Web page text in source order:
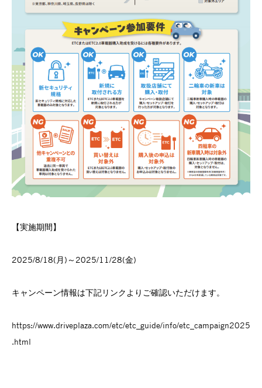
【実施期間】
2025/8/18(月)～2025/11/28(金)
キャンペーン情報は下記リンクよりご確認いただけます。
https://www.driveplaza.com/etc/etc_guide/info/etc_campaign2025
.html